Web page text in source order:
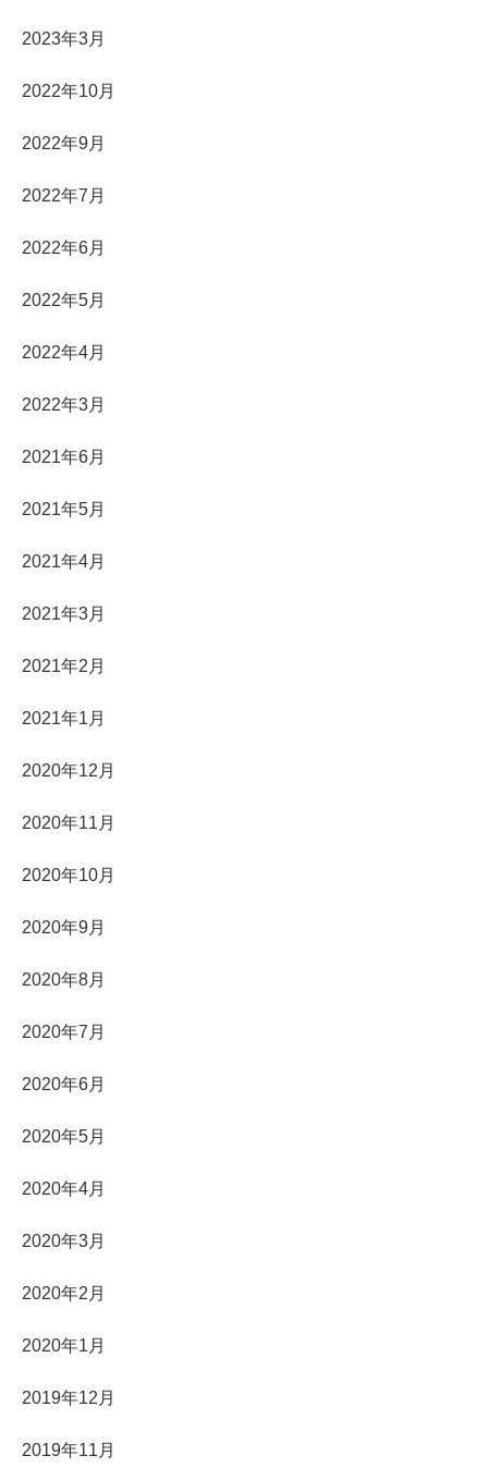
2023年3月
2022年10月
2022年9月
2022年7月
2022年6月
2022年5月
2022年4月
2022年3月
2021年6月
2021年5月
2021年4月
2021年3月
2021年2月
2021年1月
2020年12月
2020年11月
2020年10月
2020年9月
2020年8月
2020年7月
2020年6月
2020年5月
2020年4月
2020年3月
2020年2月
2020年1月
2019年12月
2019年11月